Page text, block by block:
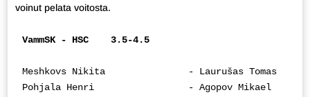
voinut pelata voitosta.
VammSK - HSC    3.5-4.5
Meshkovs Nikita               - Laurušas Tomas
Pohjala Henri                 - Agopov Mikael